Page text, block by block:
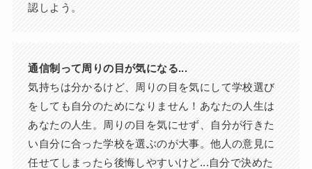
認しよう。
通信制って周りの目が気になる...
気持ちは分かるけど、周りの目を気にして学校選び
をしても自分のためになりません！あなたの人生は
あなたの人生。周りの目を気にせず、自分が行きた
い自分に合った学校を選ぶのが大事。他人の意見に
任せてしまったら後悔しやすいけど...自分で決めた